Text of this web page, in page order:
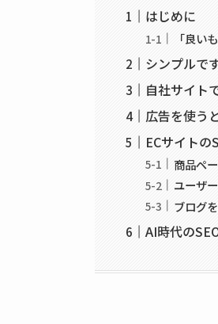
はじめに
「良い
シンプルで
自社サイト
広告を使う
ECサイトの
商品ペ
ユーザ
ブログ
AI時代の